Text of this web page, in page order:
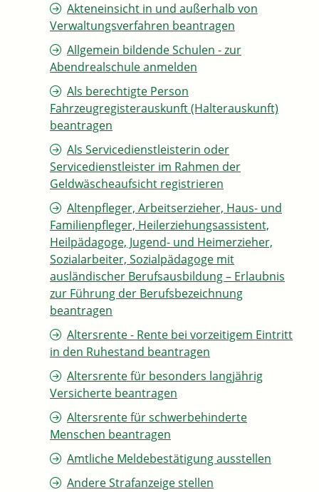
Akteneinsicht in und außerhalb von
Verwaltungsverfahren beantragen
Allgemein bildende Schulen - zur
Abendrealschule anmelden
Als berechtigte Person
Fahrzeugregisterauskunft (Halterauskunft)
beantragen
Als Servicedienstleisterin oder
Servicedienstleister im Rahmen der
Geldwäscheaufsicht registrieren
Altenpfleger, Arbeitserzieher, Haus- und
Familienpfleger, Heilerziehungsassistent,
Heilpädagoge, Jugend- und Heimerzieher,
Sozialarbeiter, Sozialpädagoge mit
ausländischer Berufsausbildung – Erlaubnis
zur Führung der Berufsbezeichnung
beantragen
Altersrente - Rente bei vorzeitigem Eintritt
in den Ruhestand beantragen
Altersrente für besonders langjährig
Versicherte beantragen
Altersrente für schwerbehinderte
Menschen beantragen
Amtliche Meldebestätigung ausstellen
Andere Strafanzeige stellen